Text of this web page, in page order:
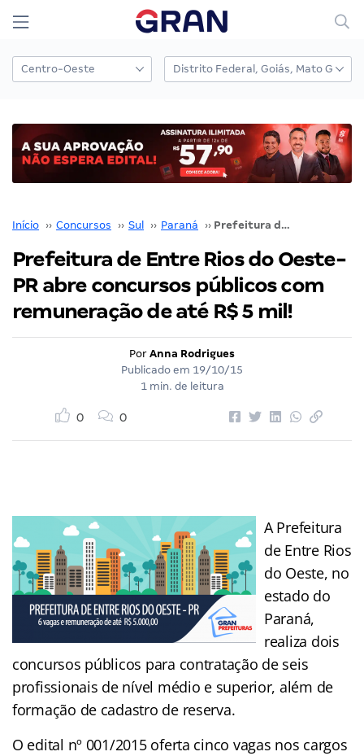
Início ›› Concursos ›› Sul ›› Paraná ›› Prefeitura de Entre Rios do Oeste-PR abre concursos públicos com remuneração de até R$ 5 mil!
Prefeitura de Entre Rios do Oeste-
PR abre concursos públicos com
remuneração de até R$ 5 mil!
Por Anna Rodrigues
Publicado em 19/10/15
1 min. de leitura
0 0
A Prefeitura
de Entre Rios
do Oeste, no
estado do
Paraná,
realiza dois
concursos públicos para contratação de seis
profissionais de nível médio e superior, além de
formação de cadastro de reserva.
O edital nº 001/2015 oferta cinco vagas nos cargos